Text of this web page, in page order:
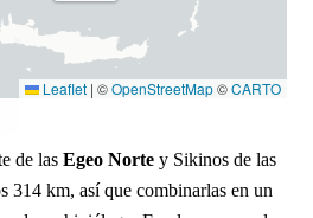
Leaflet | ©OpenStreetMap©CARTO
de las Egeo Norte y Sikinos de las
314 km, así que combinarlas en un